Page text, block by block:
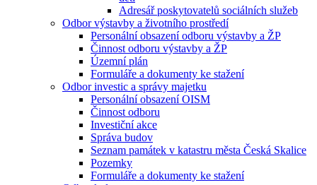
Adresář poskytovatelů sociálních služeb
Odbor výstavby a životního prostředí
Personální obsazení odboru výstavby a ŽP
Činnost odboru výstavby a ŽP
Územní plán
Formuláře a dokumenty ke stažení
Odbor investic a správy majetku
Personální obsazení OISM
Činnost odboru
Investiční akce
Správa budov
Seznam památek v katastru města Česká Skalice
Pozemky
Formuláře a dokumenty ke stažení